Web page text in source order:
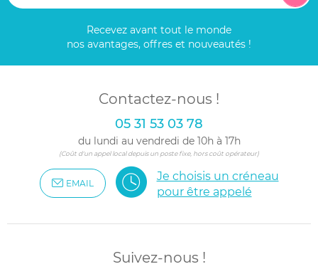
Recevez avant tout le monde
nos avantages, offres et nouveautés !
Contactez-nous !
05 31 53 03 78
du lundi au vendredi de 10h à 17h
(Coût d'un appel local depuis un poste fixe, hors coût opérateur)
EMAIL
Je choisis un créneau
pour être appelé
Suivez-nous !